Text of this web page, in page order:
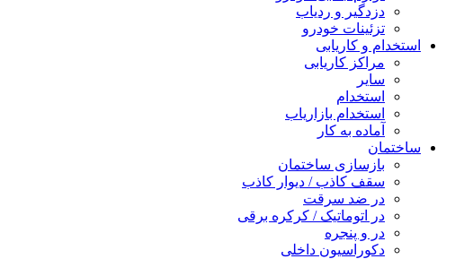
دزدگیر و ردیاب
تزئینات خودرو
استخدام و کاریابی
مراکز کاریابی
سایر
استخدام
استخدام بازاریاب
آماده به کار
ساختمان
بازسازی ساختمان
سقف کاذب / دیوار کاذب
در ضد سرقت
در اتوماتیک / کرکره برقی
در و پنجره
دکوراسیون داخلی